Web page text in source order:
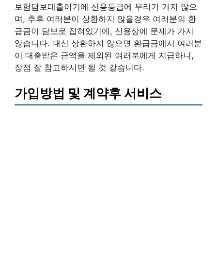
보험담보대출이기에 신용등급에 무리가 가지 않으
며, 추후 여러분이 상환하지 않을경우 여러분의 환
급금이 담보로 잡혀있기에, 신용상에 문제가 가지
않습니다. 대신 상환하지 않으면 환급금에서 여러분
이 대출받은 금액을 제외된 여러분에게 지급하니,
장점 잘 참고하시면 될 것 같습니다.
가입방법 및 계약후 서비스